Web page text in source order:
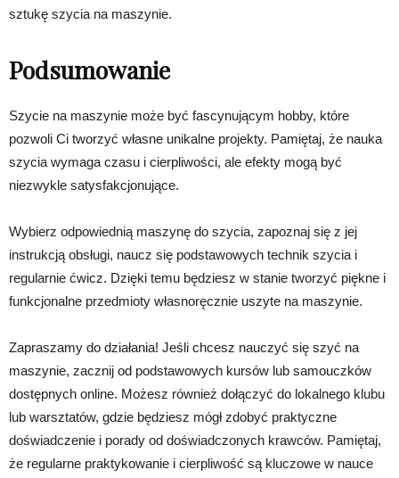
sztukę szycia na maszynie.
Podsumowanie
Szycie na maszynie może być fascynującym hobby, które
pozwoli Ci tworzyć własne unikalne projekty. Pamiętaj, że nauka
szycia wymaga czasu i cierpliwości, ale efekty mogą być
niezwykle satysfakcjonujące.
Wybierz odpowiednią maszynę do szycia, zapoznaj się z jej
instrukcją obsługi, naucz się podstawowych technik szycia i
regularnie ćwicz. Dzięki temu będziesz w stanie tworzyć piękne i
funkcjonalne przedmioty własnoręcznie uszyte na maszynie.
Zapraszamy do działania! Jeśli chcesz nauczyć się szyć na
maszynie, zacznij od podstawowych kursów lub samouczków
dostępnych online. Możesz również dołączyć do lokalnego klubu
lub warsztatów, gdzie będziesz mógł zdobyć praktyczne
doświadczenie i porady od doświadczonych krawców. Pamiętaj,
że regularne praktykowanie i cierpliwość są kluczowe w nauce